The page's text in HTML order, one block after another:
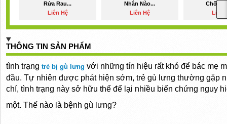
Rửa Rau...
Liên Hệ
Nhân Nào...
Liên Hệ
Chống
Liên
THÔNG TIN SẢN PHẨM
tình trạng trẻ bị gù lưng với những tín hiệu rất khó để bác mẹ
đầu. Tự nhiên được phát hiện sớm, trẻ gù lưng thường gặp
chí, tình trạng này sở hữu thể để lại nhiều biến chứng nguy
một. Thế nào là bệnh gù lưng?